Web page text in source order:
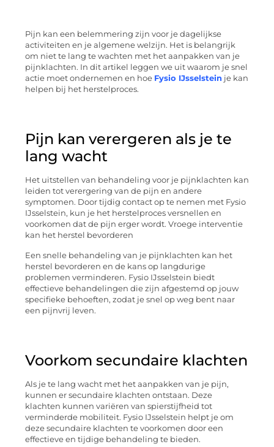
Pijn kan een belemmering zijn voor je dagelijkse
activiteiten en je algemene welzijn. Het is belangrijk
om niet te lang te wachten met het aanpakken van je
pijnklachten. In dit artikel leggen we uit waarom je snel
actie moet ondernemen en hoe Fysio IJsselstein je kan
helpen bij het herstelproces.
Pijn kan verergeren als je te
lang wacht
Het uitstellen van behandeling voor je pijnklachten kan
leiden tot verergering van de pijn en andere
symptomen. Door tijdig contact op te nemen met Fysio
IJsselstein, kun je het herstelproces versnellen en
voorkomen dat de pijn erger wordt. Vroege interventie
kan het herstel bevorderen
Een snelle behandeling van je pijnklachten kan het
herstel bevorderen en de kans op langdurige
problemen verminderen. Fysio IJsselstein biedt
effectieve behandelingen die zijn afgestemd op jouw
specifieke behoeften, zodat je snel op weg bent naar
een pijnvrij leven.
Voorkom secundaire klachten
Als je te lang wacht met het aanpakken van je pijn,
kunnen er secundaire klachten ontstaan. Deze
klachten kunnen variëren van spierstijfheid tot
verminderde mobiliteit. Fysio IJsselstein helpt je om
deze secundaire klachten te voorkomen door een
effectieve en tijdige behandeling te bieden.